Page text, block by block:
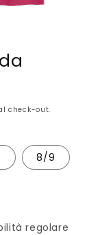
check-out.
8/9
regolare